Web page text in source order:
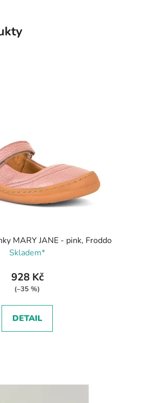
MARY JANE - pink, Froddo
Skladem*
928 Kč
(–35 %)
DETAIL